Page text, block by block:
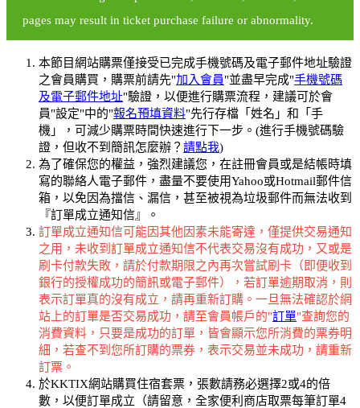
pages may result in ticket purchase failure or abnormality.
本節目網站購票僅接受已完成手機號碼及電子郵件地址驗證
之會員購買，購票前請先"加入會員"並盡早完成"手機號碼
及電子郵件地址"驗證，以便進行購票流程，建議可於會
員"設定"中的"報名預填資料"先行存檔「姓名」和「手
機」，可減少購票時間快速進行下一步。(進行手機號碼驗
證，但收不到簡訊怎麼辦？ 請點我)
為了確保您的權益，強烈建議您，在註冊會員或是結帳時填
寫的聯絡人電子郵件，盡量不要使用Yahoo或Hotmail郵件信
箱，以免因為擋信、漏信，甚至被視為垃圾郵件而無法收到
『訂單成立通知信』。
訂單成立通知信可能因其他因素未能寄達，僅提供交易通知
之用，未收到訂單成立通知信不代表交易沒有成功，又或是
刷卡付款失敗，請於付款期限之內再次嘗試刷卡（即便收到
銀行的授權成功的簡訊或電子郵件），若訂單逾期取消，則
表示訂單真的沒有成立，請再重新訂購。一旦無法確認於網
站上的訂單是否交易成功，請至會員帳戶的"訂單"查詢您的
消費資料，只要是成功的訂單，皆會顯示您所消費的票券明
細，若查不到您所訂購的票券，表示交易並未成功，請重新
訂票。
於KKTIX網站購買住宿套票，張數請務必選擇2或4的倍
數，以便訂單成立（請留意，全家便利商店取票每筆訂單4